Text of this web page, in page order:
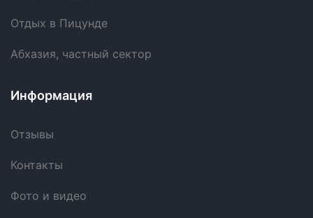
Отдых в Пицунде
Абхазия, частный сектор
Информация
Отзывы
Контакты
Фото и видео